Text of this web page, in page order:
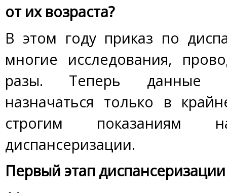
от их возраста?
В этом году приказ по
многие исследования,
разы. Теперь данные
назначаться только в
строгим показаниям
диспансеризации.
Первый этап